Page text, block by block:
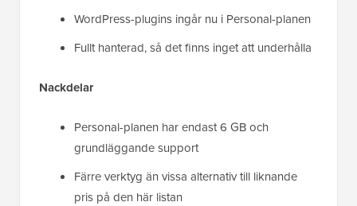
WordPress-plugins ingår nu i Personal-planen
Fullt hanterad, så det finns inget att underhålla
Nackdelar
Personal-planen har endast 6 GB och
grundläggande support
Färre verktyg än vissa alternativ till liknande
pris på den här listan